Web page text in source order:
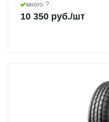
много ?
10 350 руб./шт